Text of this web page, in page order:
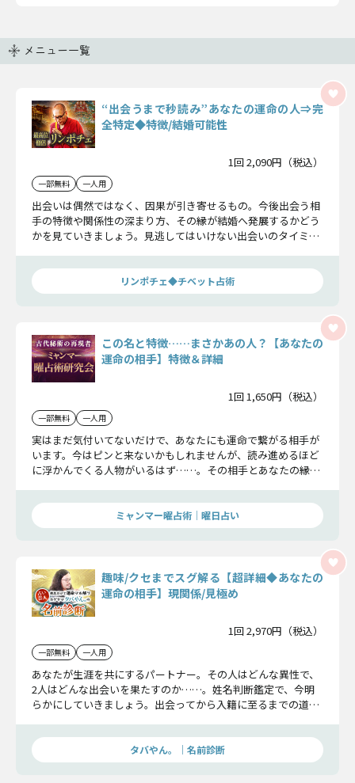
メニュー一覧
“出会うまで秒読み”あなたの運命の人⇒完
全特定◆特徴/結婚可能性
1回 2,090円（税込）
一部無料 一人用
出会いは偶然ではなく、因果が引き寄せるもの。今後出会う相
手の特徴や関係性の深まり方、その縁が結婚へ発展するかどう
かを見ていきましょう。見逃してはいけない出会いのタイミン
リンポチェ◆チベット占術
この名と特徴……まさかあの人？【あなたの
運命の相手】特徴＆詳細
1回 1,650円（税込）
一部無料 一人用
実はまだ気付いてないだけで、あなたにも運命で繋がる相手が
います。今はピンと来ないかもしれませんが、読み進めるほど
に浮かんでくる人物がいるはず……。その相手とあなたの縁を
す。
ミャンマー曜占術│曜日占い
趣味/クセまでスグ解る【超詳細◆あなたの
運命の相手】現関係/見極め
1回 2,970円（税込）
一部無料 一人用
あなたが生涯を共にするパートナー。その人はどんな異性で、
2人はどんな出会いを果たすのか……。姓名判断鑑定で、今明
らかにしていきましょう。出会ってから入籍に至るまでの道の
タバやん。｜名前診断